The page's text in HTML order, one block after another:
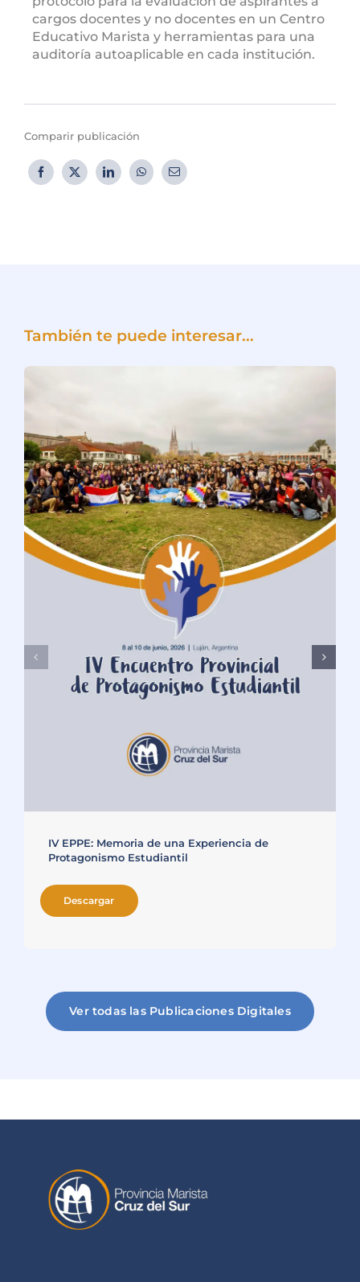
cargos docentes y no docentes en un Centro
Educativo Marista y herramientas para una
auditoría autoaplicable en cada institución.
Comparir publicación
También te puede interesar...
IV EPPE: Memoria de una Experiencia de
Protagonismo Estudiantil
Descargar
Ver todas las Publicaciones Digitales